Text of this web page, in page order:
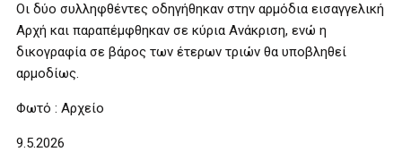
Οι δύο συλληφθέντες οδηγήθηκαν στην αρμόδια εισαγγελική
Αρχή και παραπέμφθηκαν σε κύρια Ανάκριση, ενώ η
δικογραφία σε βάρος των έτερων τριών θα υποβληθεί
αρμοδίως.
Φωτό : Αρχείο
9.5.2026